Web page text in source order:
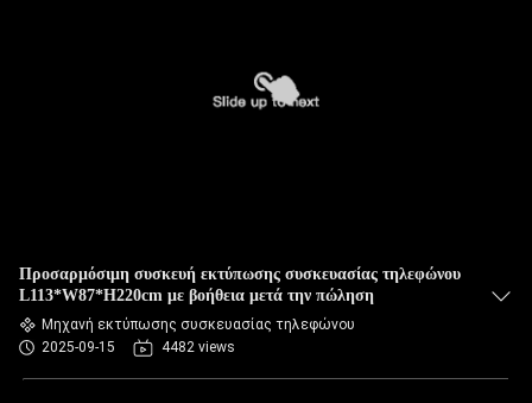
Προσαρμόσιμη συσκευή εκτύπωσης συσκευασίας τηλεφώνου
L113*W87*H220cm με βοήθεια μετά την πώληση
Μηχανή εκτύπωσης συσκευασίας τηλεφώνου
2025-09-15
4482 views